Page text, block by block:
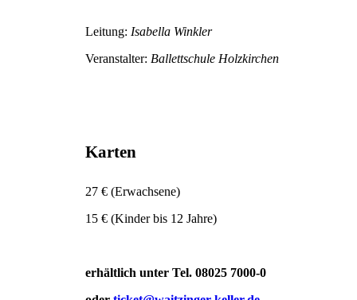
Leitung: Isabella Winkler
Veranstalter: Ballettschule Holzkirchen
Karten
27 € (Erwachsene)
15 € (Kinder bis 12 Jahre)
erhältlich unter Tel. 08025 7000-0